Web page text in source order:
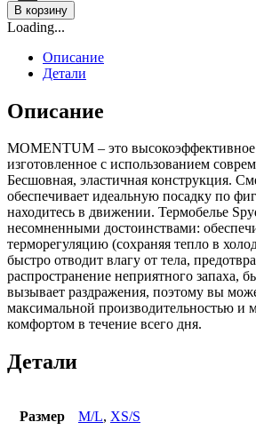
В корзину
Loading...
Описание
Детали
Описание
MOMENTUM – это высокоэффективное
изготовленное с использованием
Бесшовная, эластичная конструкция.
обеспечивает идеальную посадку по
находитесь в движении. Термобелье
несомненными достоинствами:
терморегуляцию (сохраняя тепло в
быстро отводит влагу от тела,
распространение неприятного запаха,
вызывает раздражения, поэтому вы
максимальной производительностью и
комфортом в течение всего дня.
Детали
Размер M/L, XS/S